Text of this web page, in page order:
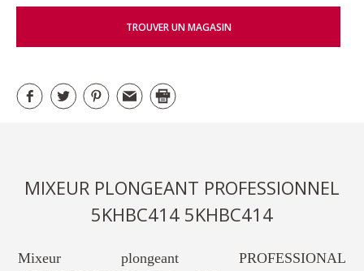
TROUVER UN MAGASIN
MIXEUR PLONGEANT PROFESSIONNEL
5KHBC414 5KHBC414
Mixeur plongeant PROFESSIONAL